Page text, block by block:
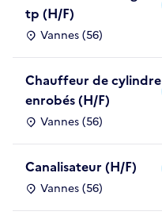
tp (H/F)
Vannes (56)
Chauffeur de cylindre
enrobés (H/F)
Vannes (56)
Canalisateur (H/F)
Vannes (56)